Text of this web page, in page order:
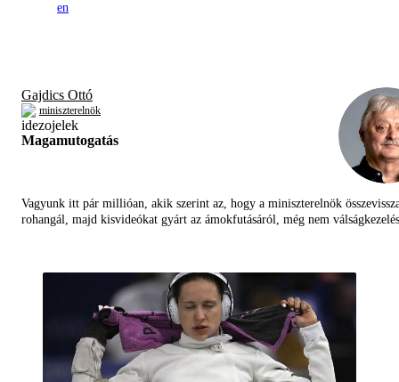
en
Gajdics Ottó
miniszterelnök
Magamutogatás
Vagyunk itt pár millióan, akik szerint az, hogy a miniszterelnök
rohangál, majd kisvideókat gyárt az ámokfutásáról, még nem